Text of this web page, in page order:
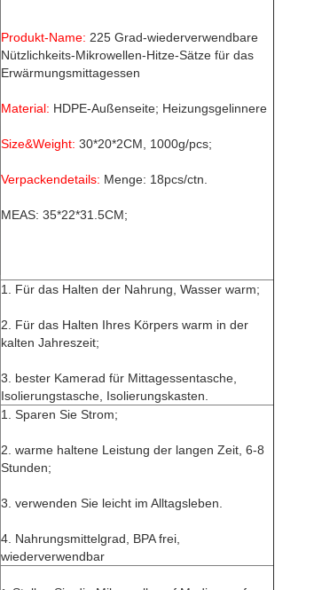
Produkt-Name: 225 Grad-wiederverwendbare
Nützlichkeits-Mikrowellen-Hitze-Sätze für das
Erwärmungsmittagessen
Material: HDPE-Außenseite; Heizungsgelinnere
Size&Weight: 30*20*2CM, 1000g/pcs;
Verpackendetails: Menge: 18pcs/ctn.
MEAS: 35*22*31.5CM;
1. Für das Halten der Nahrung, Wasser warm;
2. Für das Halten Ihres Körpers warm in der
kalten Jahreszeit;
3. bester Kamerad für Mittagessentasche,
Isolierungstasche, Isolierungskasten.
1. Sparen Sie Strom;
2. warme haltene Leistung der langen Zeit, 6-8
Stunden;
3. verwenden Sie leicht im Alltagsleben.
4. Nahrungsmittelgrad, BPA frei,
wiederverwendbar